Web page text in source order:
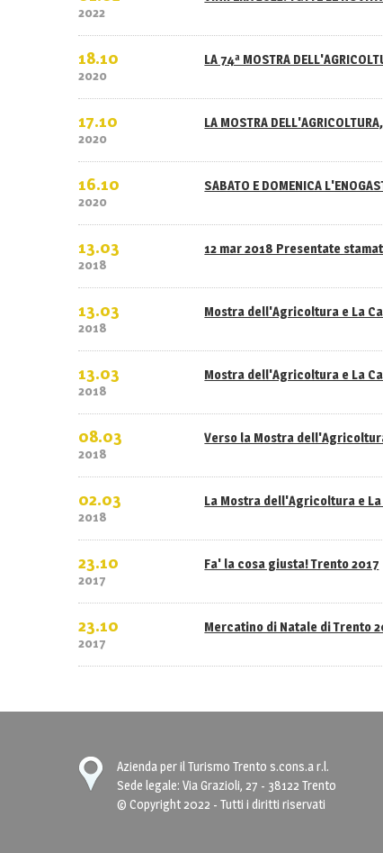
2022
18.10
2020
LA 74ª MOSTRA
17.10
2020
LA MOSTRA
16.10
2020
SABATO E DOMENICA
13.03
2018
12 mar 2018 Presentate
13.03
2018
Mostra dell'Agricoltura e La
13.03
2018
Mostra dell'Agricoltura e La
08.03
2018
Verso la Mostra
02.03
2018
La Mostra dell'Agricoltura e
23.10
2017
Fa' la cosa giusta! Trento 2017
23.10
2017
Mercatino di Natale di Trento
Azienda per il Turismo Trento s.cons.a r.l.
Sede legale: Via Grazioli, 27 - 38122 Trento
© Copyright 2022 - Tutti i diritti riservati